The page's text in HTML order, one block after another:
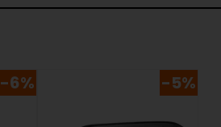
-6% -5%